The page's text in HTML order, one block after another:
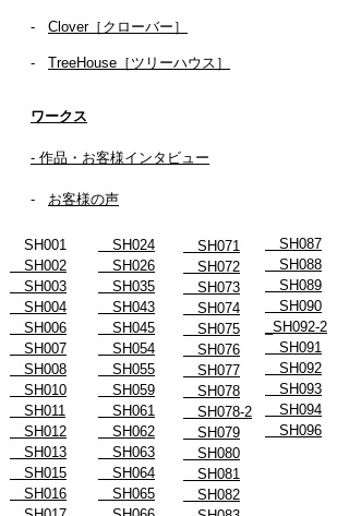
- ​ Clover［クローバー］
- TreeHouse［ツリーハウス］
ワークス
- 作品・お客様インタビュー
- お客様の声
SH001
SH002
SH003
SH004
SH006
SH007
SH008
SH010
SH011
SH012
SH013
SH015
SH016
SH024
SH026
SH035
SH043
SH045
SH054
SH055
SH059
SH061
SH062
SH063
SH064
SH065
SH071
SH072
SH073
SH074
SH075
SH076
SH077
SH078
SH078-2
SH079
SH080
SH081
SH082
SH087
SH088
SH089
SH090
_SH092-2
SH091
SH092
SH093
SH094
SH096